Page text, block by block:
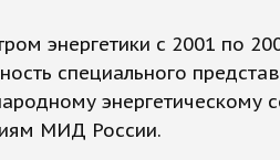
энергетики с 2001 по
специального
энергетическому
МИД России.